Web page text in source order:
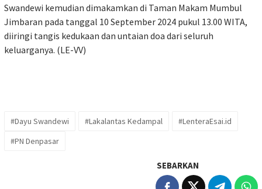
Swandewi kemudian dimakamkan di Taman Makam Mumbul
Jimbaran pada tanggal 10 September 2024 pukul 13.00 WITA,
diiringi tangis kedukaan dan untaian doa dari seluruh
keluarganya. (LE-VV)
#Dayu Swandewi #Lakalantas Kedampal
#LenteraEsai.id
#PN Denpasar
SEBARKAN